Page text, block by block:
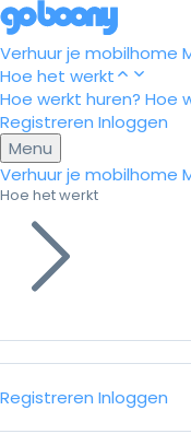
Verhuur je mobilhome
Hoe het werkt
Hoe werkt huren? Hoe
Registreren Inloggen
Menu
Verhuur je mobilhome
Hoe het werkt
Registreren Inloggen